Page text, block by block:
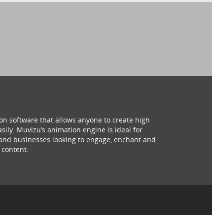
software that allows anyone to create high
Muvizu’s animation engine is ideal for
businesses looking to engage, enchant and